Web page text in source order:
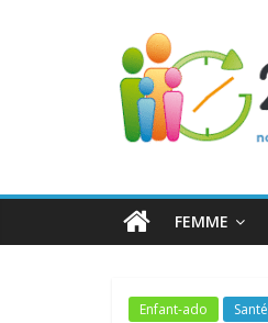
24h
Santé
toute
FEMME
Enfant-ado Santé